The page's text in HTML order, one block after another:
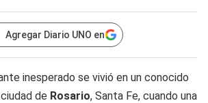
Agregar Diario UNO en
inesperado se vivió en un conocido
de Rosario, Santa Fe, cuando una